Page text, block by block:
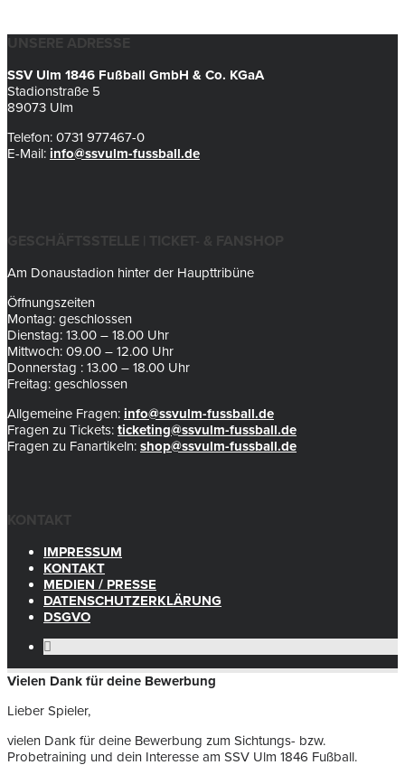
UNSERE ADRESSE
SSV Ulm 1846 Fußball GmbH & Co. KGaA
Stadionstraße 5
89073 Ulm
Telefon: 0731 977467-0
E-Mail: info@ssvulm-fussball.de
GESCHÄFTSSTELLE | TICKET- & FANSHOP
Am Donaustadion hinter der Haupttribüne
Öffnungszeiten
Montag: geschlossen
Dienstag: 13.00 – 18.00 Uhr
Mittwoch: 09.00 – 12.00 Uhr
Donnerstag : 13.00 – 18.00 Uhr
Freitag: geschlossen
Allgemeine Fragen: info@ssvulm-fussball.de
Fragen zu Tickets: ticketing@ssvulm-fussball.de
Fragen zu Fanartikeln: shop@ssvulm-fussball.de
KONTAKT
IMPRESSUM
KONTAKT
MEDIEN / PRESSE
DATENSCHUTZERKLÄRUNG
DSGVO
Vielen Dank für deine Bewerbung
Lieber Spieler,
vielen Dank für deine Bewerbung zum Sichtungs- bzw.
Probetraining und dein Interesse am SSV Ulm 1846 Fußball.